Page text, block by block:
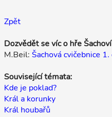
Zpět
Dozvědět se víc o hře
M.Beil: Šachová cvičebnice
Související témata:
Kde je poklad?
Král a korunky
Král houbařů